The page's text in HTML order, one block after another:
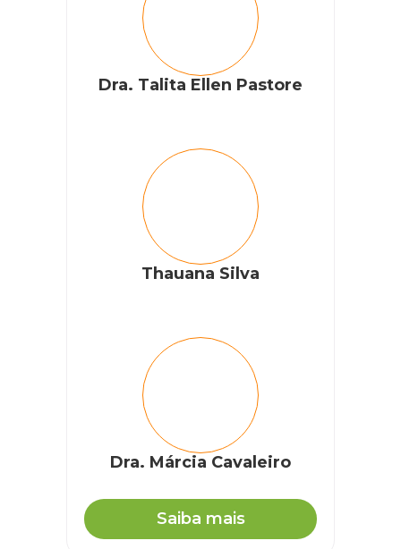
Dra. Talita Ellen Pastore
Thauana Silva
Dra. Márcia Cavaleiro
Saiba mais